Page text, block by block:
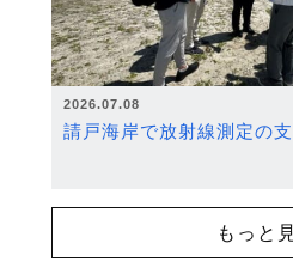
2026.07.08
請戸海岸で放射線測定の
もっと